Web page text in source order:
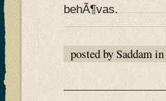
behÃ¶vas.
posted by Saddam in